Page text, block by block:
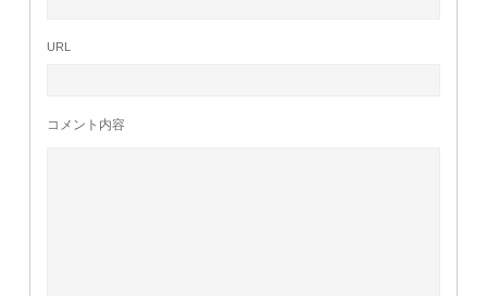
URL
コメント内容